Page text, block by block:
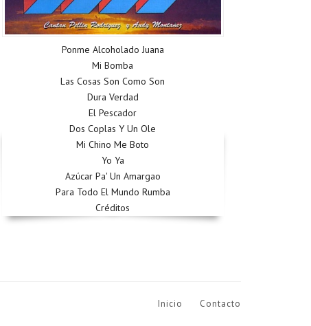
Ponme Alcoholado Juana
Mi Bomba
Las Cosas Son Como Son
Dura Verdad
El Pescador
Dos Coplas Y Un Ole
Mi Chino Me Boto
Yo Ya
Azúcar Pa' Un Amargao
Para Todo El Mundo Rumba
Créditos
Inicio Contacto